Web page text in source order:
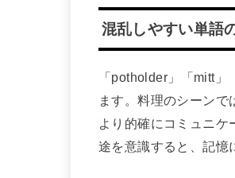
混乱しやすい単語
「potholder」「mitt
ます。料理のシーンで
より的確にコミュニケ
途を意識すると、記憶